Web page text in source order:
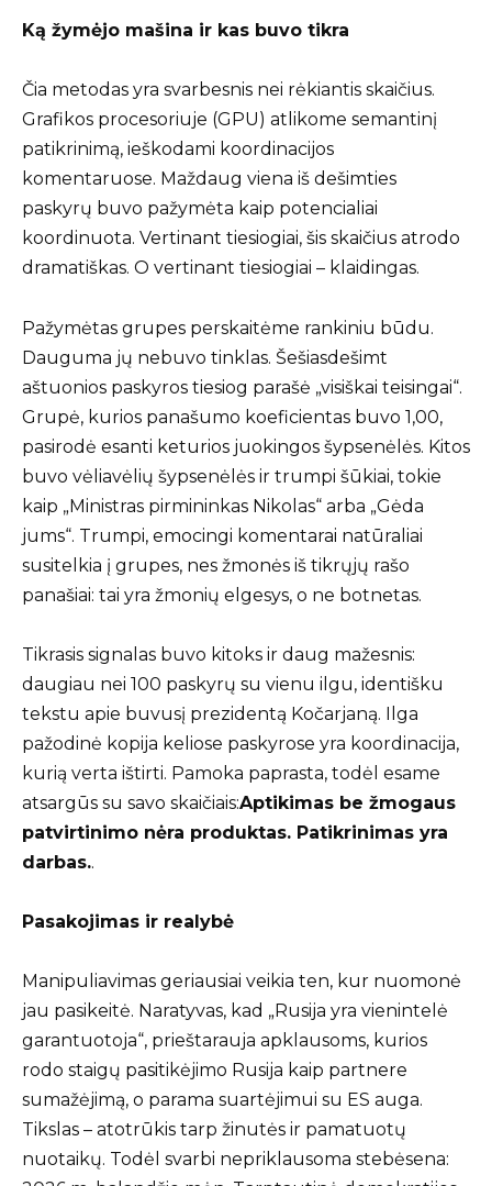
Ką žymėjo mašina ir kas buvo tikra
Čia metodas yra svarbesnis nei rėkiantis skaičius.
Grafikos procesoriuje (GPU) atlikome semantinį
patikrinimą, ieškodami koordinacijos
komentaruose. Maždaug viena iš dešimties
paskyrų buvo pažymėta kaip potencialiai
koordinuota. Vertinant tiesiogiai, šis skaičius atrodo
dramatiškas. O vertinant tiesiogiai – klaidingas.
Pažymėtas grupes perskaitėme rankiniu būdu.
Dauguma jų nebuvo tinklas. Šešiasdešimt
aštuonios paskyros tiesiog parašė „visiškai teisingai“.
Grupė, kurios panašumo koeficientas buvo 1,00,
pasirodė esanti keturios juokingos šypsenėlės. Kitos
buvo vėliavėlių šypsenėlės ir trumpi šūkiai, tokie
kaip „Ministras pirmininkas Nikolas“ arba „Gėda
jums“. Trumpi, emocingi komentarai natūraliai
susitelkia į grupes, nes žmonės iš tikrųjų rašo
panašiai: tai yra žmonių elgesys, o ne botnetas.
Tikrasis signalas buvo kitoks ir daug mažesnis:
daugiau nei 100 paskyrų su vienu ilgu, identišku
tekstu apie buvusį prezidentą Kočarjaną. Ilga
pažodinė kopija keliose paskyrose yra koordinacija,
kurią verta ištirti. Pamoka paprasta, todėl esame
atsargūs su savo skaičiais:Aptikimas be žmogaus
patvirtinimo nėra produktas. Patikrinimas yra
darbas..
Pasakojimas ir realybė
Manipuliavimas geriausiai veikia ten, kur nuomonė
jau pasikeitė. Naratyvas, kad „Rusija yra vienintelė
garantuotoja“, prieštarauja apklausoms, kurios
rodo staigų pasitikėjimo Rusija kaip partnere
sumažėjimą, o parama suartėjimui su ES auga.
Tikslas – atotrūkis tarp žinutės ir pamatuotų
nuotaikų. Todėl svarbi nepriklausoma stebėsena: